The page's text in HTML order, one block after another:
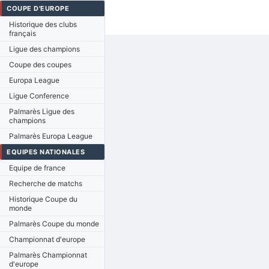
COUPE D'EUROPE
Historique des clubs
français
Ligue des champions
Coupe des coupes
Europa League
Ligue Conference
Palmarès Ligue des
champions
Palmarès Europa League
EQUIPES NATIONALES
Equipe de france
Recherche de matchs
Historique Coupe du
monde
Palmarès Coupe du monde
Championnat d'europe
Palmarès Championnat
d'europe